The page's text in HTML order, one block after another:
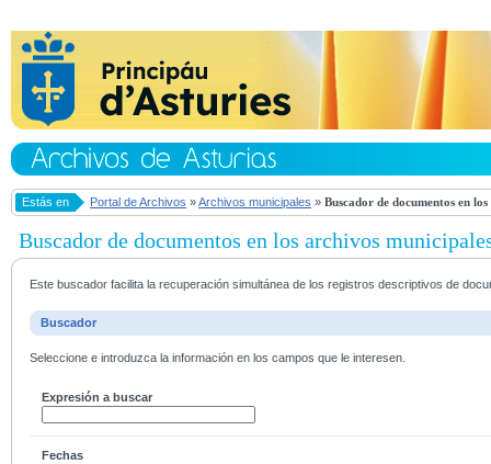
Estás en Portal de Archivos »Archivos municipales » Buscador de documentos en
Buscador de documentos en los archivos
Este buscador facilita la recuperación simultánea de los registros descriptivos de
Buscador
Seleccione e introduzca la información en los campos que le interesen.
Expresión a buscar
Fechas